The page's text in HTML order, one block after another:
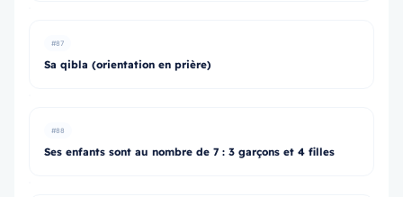
#87
Sa qibla (orientation en prière)
#88
Ses enfants sont au nombre de 7 : 3 garçons et 4 filles